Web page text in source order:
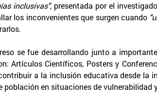
inclusivas", presentada por el
los inconvenientes que surgen cuando
se fue desarrollando junto a
Artículos Científicos, Posters y
a la inclusión educativa desde la
población en situaciones de vulnerabilidad